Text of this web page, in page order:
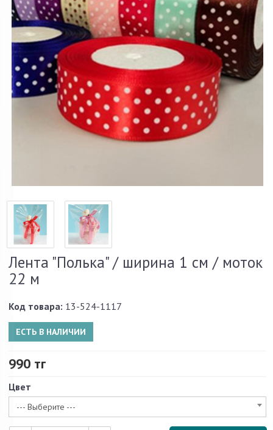
Лента "Полька" / ширина 1 см / моток
22 м
Код товара: 13-524-1117
ЕСТЬ В НАЛИЧИИ
990 тг
Цвет
--- Выберите ---